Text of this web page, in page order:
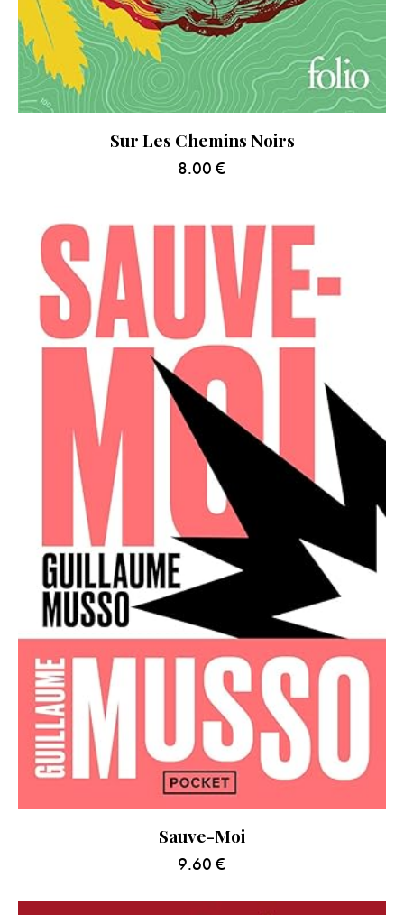
Sur Les Chemins Noirs
8.00 €
Sauve-Moi
9.60 €